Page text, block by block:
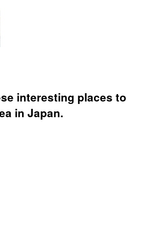
interesting places to
in Japan.